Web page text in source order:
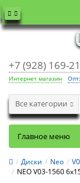
+7 (928) 169-
Интернет магазин
Все категории
Главное меню
Диски Neo
NEO V03-1560